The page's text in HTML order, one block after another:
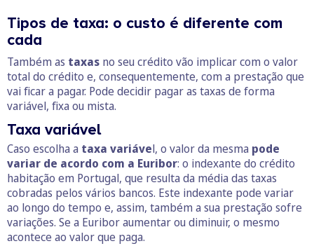
Tipos de taxa: o custo é diferente com
cada
Também as taxas no seu crédito vão implicar com o valor
total do crédito e, consequentemente, com a prestação que
vai ficar a pagar. Pode decidir pagar as taxas de forma
variável, fixa ou mista.
Taxa variável
Caso escolha a taxa variável, o valor da mesma pode
variar de acordo com a Euribor: o indexante do crédito
habitação em Portugal, que resulta da média das taxas
cobradas pelos vários bancos. Este indexante pode variar
ao longo do tempo e, assim, também a sua prestação sofre
variações. Se a Euribor aumentar ou diminuir, o mesmo
acontece ao valor que paga.